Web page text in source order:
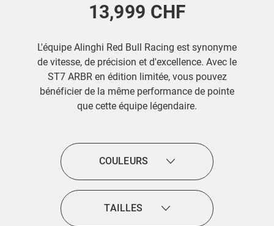
13,999 CHF
L'équipe Alinghi Red Bull Racing est synonyme
de vitesse, de précision et d'excellence. Avec le
ST7 ARBR en édition limitée, vous pouvez
bénéficier de la même performance de pointe
que cette équipe légendaire.
COULEURS
TAILLES